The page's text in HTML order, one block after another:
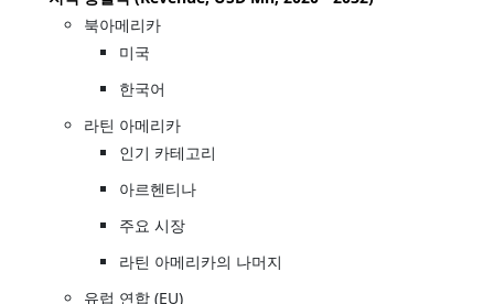
북아메리카
미국
한국어
라틴 아메리카
인기 카테고리
아르헨티나
주요 시장
라틴 아메리카의 나머지
유럽 연합 (EU)